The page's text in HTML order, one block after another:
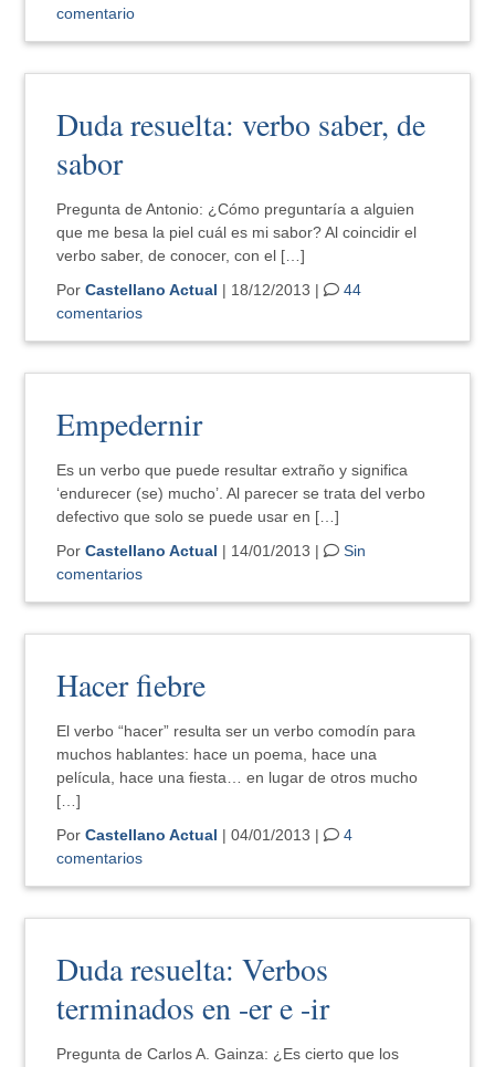
comentario
Duda resuelta: verbo saber, de
sabor
Pregunta de Antonio: ¿Cómo preguntaría a alguien
que me besa la piel cuál es mi sabor? Al coincidir el
verbo saber, de conocer, con el […]
PorCastellano Actual | 18/12/2013 |
44
comentarios
Empedernir
Es un verbo que puede resultar extraño y significa
‘endurecer (se) mucho’. Al parecer se trata del verbo
defectivo que solo se puede usar en […]
PorCastellano Actual | 14/01/2013 |
Sin
comentarios
Hacer fiebre
El verbo “hacer” resulta ser un verbo comodín para
muchos hablantes: hace un poema, hace una
película, hace una fiesta… en lugar de otros mucho
[…]
PorCastellano Actual | 04/01/2013 |
4
comentarios
Duda resuelta: Verbos
terminados en -er e -ir
Pregunta de Carlos A. Gainza: ¿Es cierto que los